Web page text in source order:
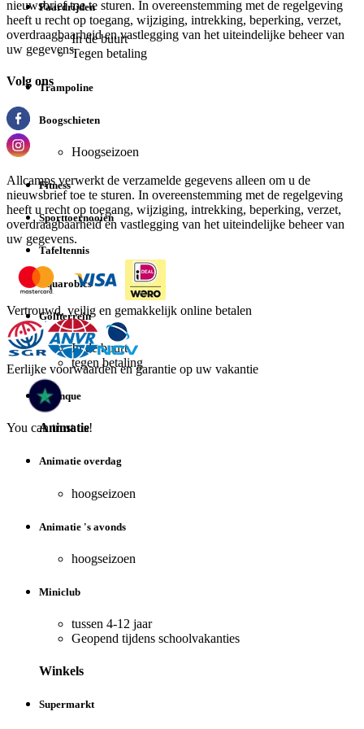
Paardrijden
In de buurt
Tegen betaling
Trampoline
Boogschieten
Hoogseizoen
Fitness
Sporttoernooien
Tafeltennis
Aquarobics
Golfterrein
In de buurt
tegen betaling
Petanque
Animatie
Animatie overdag
hoogseizoen
Animatie 's avonds
hoogseizoen
Miniclub
tussen 4-12 jaar
Geopend tijdens schoolvakanties
Winkels
Supermarkt
nieuwsbrief toe te sturen. In overeenstemming met de regelgeving
heeft u recht op toegang, wijziging, intrekking, beperking, verzet,
overdraagbaarheid en vastlegging van het uiteindelijke beheer van
uw gegevens.
Volg ons
Allcamps verwerkt de verzamelde gegevens alleen om u de
nieuwsbrief toe te sturen. In overeenstemming met de regelgeving
heeft u recht op toegang, wijziging, intrekking, beperking, verzet,
overdraagbaarheid en vastlegging van het uiteindelijke beheer van
uw gegevens.
Vertrouwd, veilig en gemakkelijk online betalen
Eerlijke voorwaarden en garantie op uw vakantie
You can trust us!